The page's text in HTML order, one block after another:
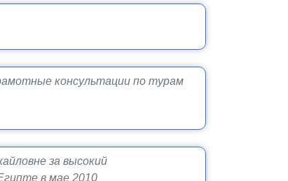
консультации по турам
за высокий
в мае 2010